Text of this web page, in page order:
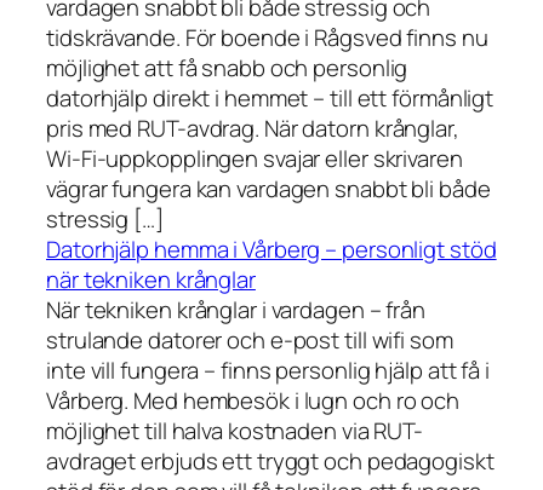
vardagen snabbt bli både stressig och
tidskrävande. För boende i Rågsved finns nu
möjlighet att få snabb och personlig
datorhjälp direkt i hemmet – till ett förmånligt
pris med RUT-avdrag. När datorn krånglar,
Wi-Fi-uppkopplingen svajar eller skrivaren
vägrar fungera kan vardagen snabbt bli både
stressig […]
Datorhjälp hemma i Vårberg – personligt stöd
när tekniken krånglar
När tekniken krånglar i vardagen – från
strulande datorer och e-post till wifi som
inte vill fungera – finns personlig hjälp att få i
Vårberg. Med hembesök i lugn och ro och
möjlighet till halva kostnaden via RUT-
avdraget erbjuds ett tryggt och pedagogiskt